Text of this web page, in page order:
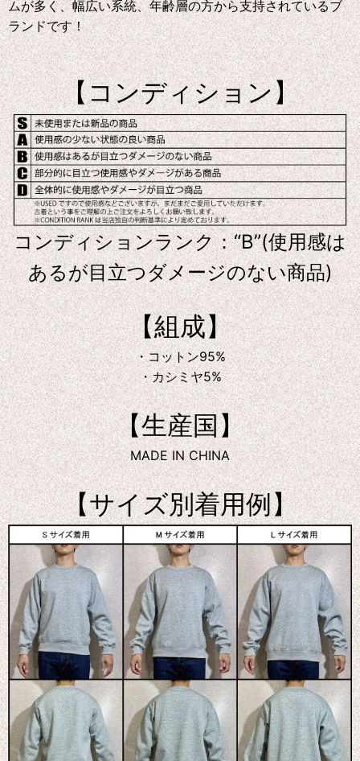
ムが多く、幅広い系統、年齢層の方から支持されているブ
ランドです！
【コンディション】
コンディションランク：“B”(使用感は
あるが目立つダメージのない商品)
【組成】
・コットン95%
・カシミヤ5%
【生産国】
MADE IN CHINA
【サイズ別着用例】